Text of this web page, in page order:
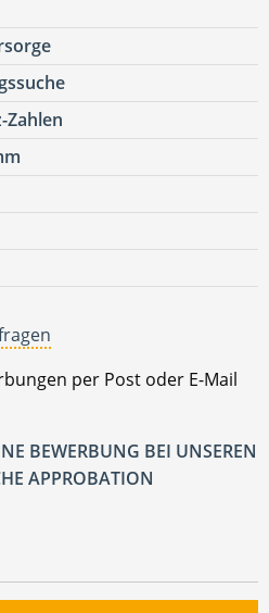
Zahlen
per Post oder E-Mail
BEWERBUNG BEI UNSEREN
APPROBATION